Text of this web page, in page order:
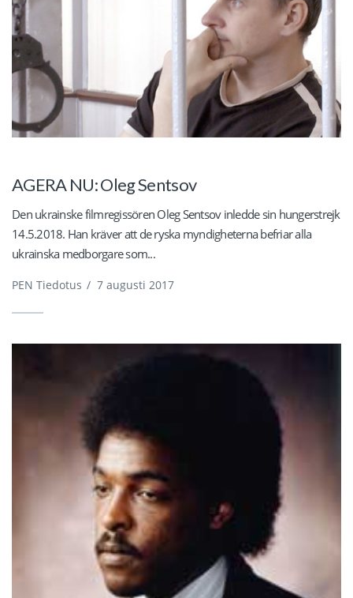
AGERA NU: Oleg Sentsov
Den ukrainske filmregissören Oleg Sentsov inledde sin hungerstrejk
14.5.2018. Han kräver att de ryska myndigheterna befriar alla
ukrainska medborgare som...
PEN Tiedotus / 7 augusti 2017